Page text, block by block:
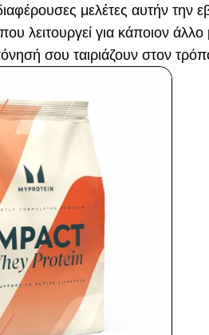
μελέτες αυτήν
λειτουργεί για κάποιον
σου ταιριάζουν στον